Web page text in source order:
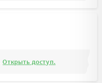
Открыть доступ.